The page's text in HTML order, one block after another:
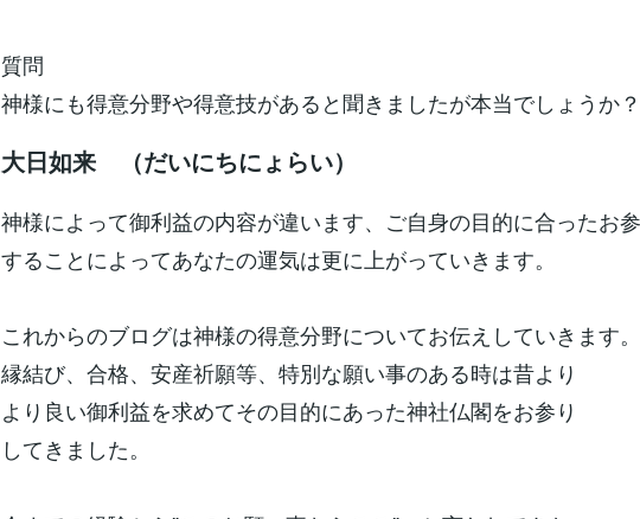
質問
神様にも得意分野や得意技があると聞きましたが本当でしょうか？
大日如来 （だいにちにょらい）
神様によって御利益の内容が違います、ご自身の目的に合ったお
することによってあなたの運気は更に上がっていきます。
これからのブログは神様の得意分野についてお伝えしていきます。
縁結び、合格、安産祈願等、特別な願い事のある時は昔より
より良い御利益を求めてその目的にあった神社仏閣をお参り
してきました。